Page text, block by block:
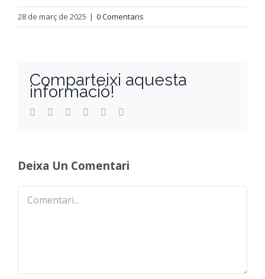
28 de març de 2025 | 0 Comentaris
Comparteixi aquesta
informació!
Facebook
TwitterReddit LinkedInWhatsApp
Deixa Un Comentari
Comentari